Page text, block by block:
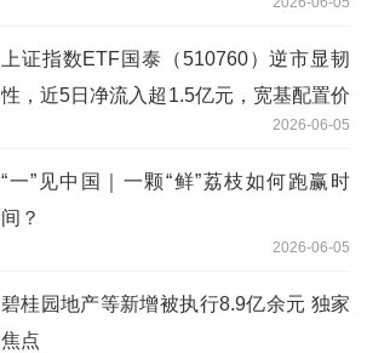
上证指数ETF国泰（510760）逆市显韧
性，近5日净流入超1.5亿元，宽基配置价
2026-06-05
“一”见中国｜一颗“鲜”荔枝如何跑赢时
间？
2026-06-05
碧桂园地产等新增被执行8.9亿余元 独家
焦点